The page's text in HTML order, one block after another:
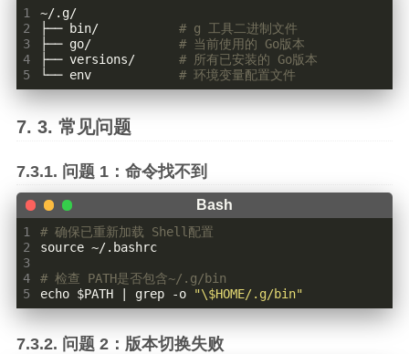
1
2
3
4
5
├── bin/ # g 工具二进制文件
├── go/ # 当前使用的 Go版本
├── versions/ # 所有已安装的 Go版本
└── env # 环境变量配置文件
常见问题
问题 1：命令找不到
1
2
3
4
5
# 确保已重新加载 Shell配置
source
# 检查 PATH是否包含~/.g/bin
echo $PATH grep -o "\$HOME/.g/bin"
问题 2：版本切换失败